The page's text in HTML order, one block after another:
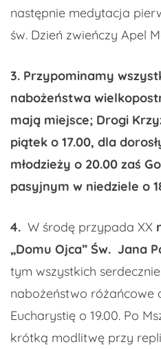
następnie medytacja
św. Dzień zwieńczy Apel
3. Przypominamy
nabożeństwa
mają miejsce; Drogi
piątek o 17.00, dla
młodzieży o 20.00 zaś
pasyjnym w niedziele o
4. W środę przypada XX
„Domu Ojca” Św. Jana
tym wszystkich
nabożeństwo różańcowe
Eucharystię o 19.00. Po
krótką modlitwę przy